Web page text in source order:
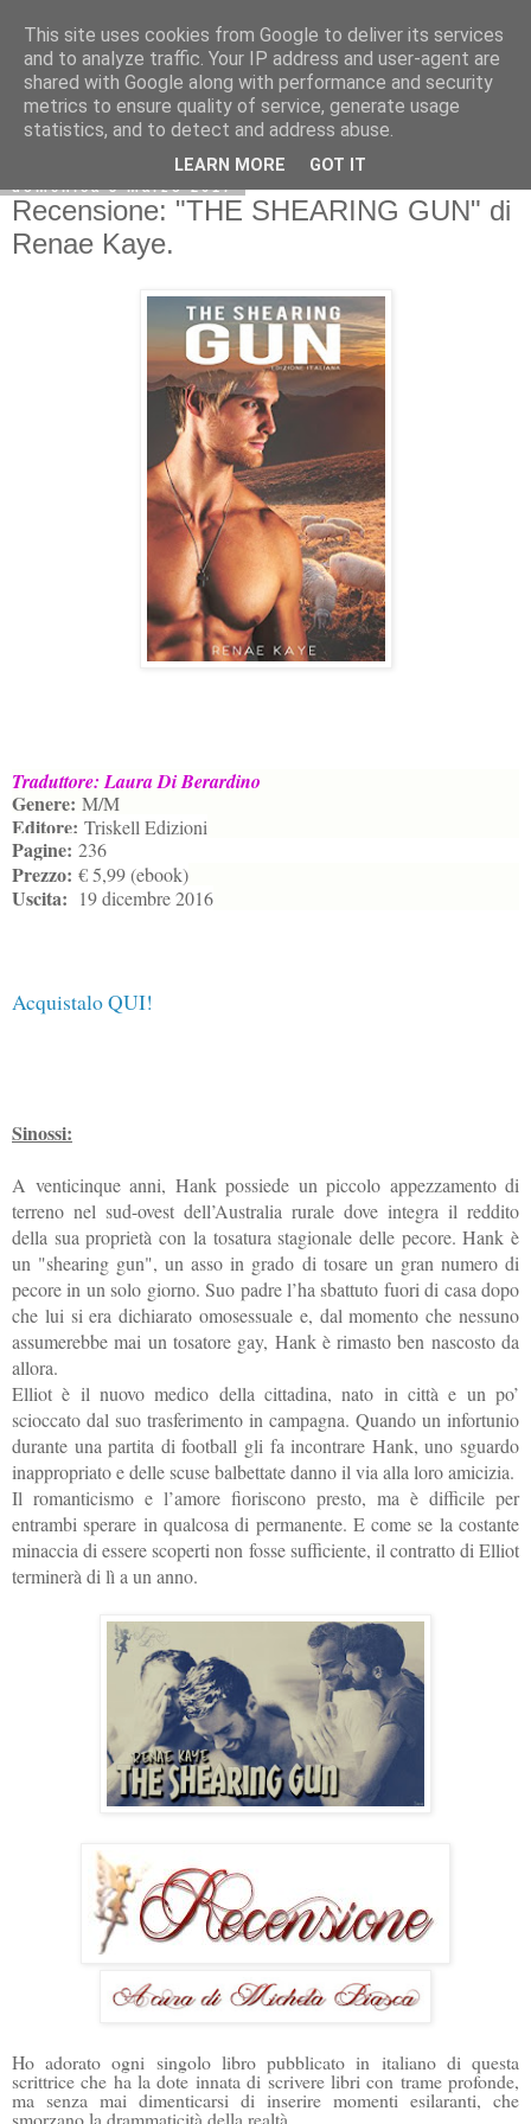
domenica 5 marzo 2017
Recensione: "THE SHEARING GUN" di
Renae Kaye.
Traduttore: Laura Di Berardino
Genere: M/M
Editore: Triskell Edizioni
Pagine: 236
Prezzo: € 5,99 (ebook)
Uscita: 19 dicembre 2016
Acquistalo QUI!
Sinossi:
A venticinque anni, Hank possiede un piccolo appezzamento di
terreno nel sud-ovest dell’Australia rurale dove integra il reddito
della sua proprietà con la tosatura stagionale delle pecore. Hank è
un "shearing gun", un asso in grado di tosare un gran numero di
pecore in un solo giorno. Suo padre l’ha sbattuto fuori di casa dopo
che lui si era dichiarato omosessuale e, dal momento che nessuno
assumerebbe mai un tosatore gay, Hank è rimasto ben nascosto da
allora.
Elliot è il nuovo medico della cittadina, nato in città e un po’
scioccato dal suo trasferimento in campagna. Quando un infortunio
durante una partita di football gli fa incontrare Hank, uno sguardo
inappropriato e delle scuse balbettate danno il via alla loro amicizia.
Il romanticismo e l’amore fioriscono presto, ma è difficile per
entrambi sperare in qualcosa di permanente. E come se la costante
minaccia di essere scoperti non fosse sufficiente, il contratto di Elliot
terminerà di lì a un anno.
Ho adorato ogni singolo libro pubblicato in italiano di questa
scrittrice che ha la dote innata di scrivere libri con trame profonde,
ma senza mai dimenticarsi di inserire momenti esilaranti, che
smorzano la drammaticità della realtà.
This site uses cookies from Google to deliver its services
and to analyze traffic. Your IP address and user-agent are
shared with Google along with performance and security
metrics to ensure quality of service, generate usage
statistics, and to detect and address abuse.
LEARN MORE GOT IT